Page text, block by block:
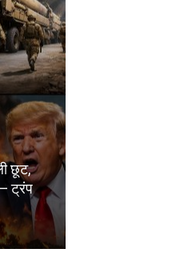
छूट,
ट्रंप